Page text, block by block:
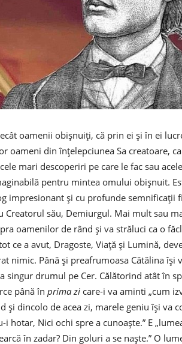
oamenii obișnuiți, că prin ei și în ei
oameni din înțelepciunea Sa creatoare,
mari descoperiri pe care le fac sau
pentru mintea omului obișnuit.
impresionant și cu profunde semnificații
Creatorul său, Demiurgul. Mai mult sau
oamenilor de rând și va străluci ca o
ce a avut, Dragoste, Viață și Lumină,
nimic. Până și preafrumoasa Cătălina își
drumul pe Cer. Călătorind atât în
până în prima zi care-i va aminti „cum
și dincolo de acea zi, marele geniu își va
hotar, Nici ochi spre a cunoaște.” E
în zadar? Din goluri a se naște.” O